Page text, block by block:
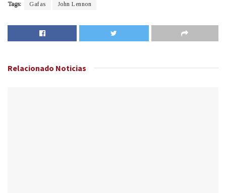
Tags: Gafas John Lennon
Relacionado Noticias